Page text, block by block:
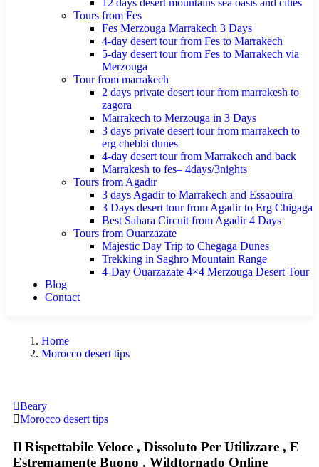
12 days desert mountains sea oasis and cities
Tours from Fes
Fes Merzouga Marrakech 3 Days
4-day desert tour from Fes to Marrakech
5-day desert tour from Fes to Marrakech via
Merzouga
Tour from marrakech
2 days private desert tour from marrakesh to
zagora
Marrakech to Merzouga in 3 Days
3 days private desert tour from marrakech to
erg chebbi dunes
4-day desert tour from Marrakech and back
Marrakesh to fes– 4days/3nights
Tours from Agadir
3 days Agadir to Marrakech and Essaouira
3 Days desert tour from Agadir to Erg Chigaga
Best Sahara Circuit from Agadir 4 Days
Tours from Ouarzazate
Majestic Day Trip to Chegaga Dunes
Trekking in Saghro Mountain Range
4-Day Ouarzazate 4×4 Merzouga Desert Tour
Blog
Contact
Home
Morocco desert tips
Beary
Morocco desert tips
Il Rispettabile Veloce , Dissoluto Per Utilizzare , E
Estremamente Buono . Wildtornado Online